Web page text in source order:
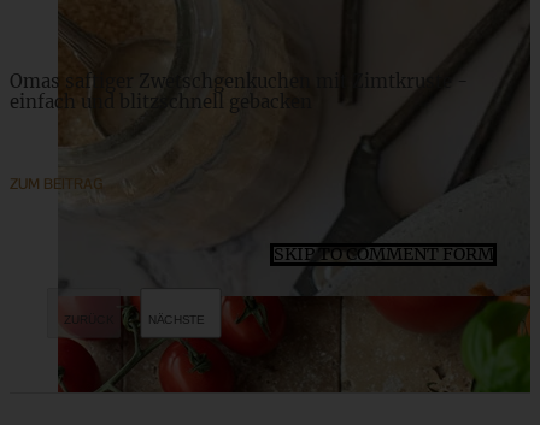
Omas saftiger Zwetschgenkuchen mit Zimtkruste -
einfach und blitzschnell gebacken
ZUM BEITRAG
SKIP TO COMMENT FORM